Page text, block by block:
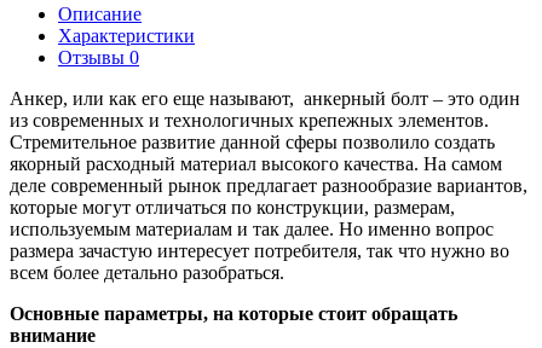
Описание
Характеристики
Отзывы 0
Анкер, или как его еще называют, анкерный болт – это один
из современных и технологичных крепежных элементов.
Стремительное развитие данной сферы позволило создать
якорный расходный материал высокого качества. На самом
деле современный рынок предлагает разнообразие вариантов,
которые могут отличаться по конструкции, размерам,
используемым материалам и так далее. Но именно вопрос
размера зачастую интересует потребителя, так что нужно во
всем более детально разобраться.
Основные параметры, на которые стоит обращать
внимание